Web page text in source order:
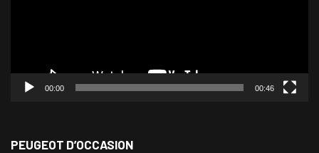
00:00 00:46
PEUGEOT D’OCCASION